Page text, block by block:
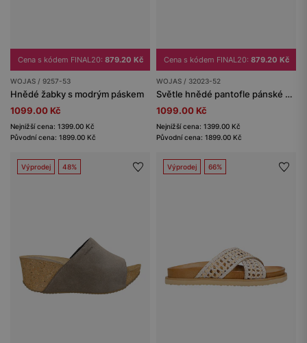
Cena s kódem FINAL20: 879.20 Kč
WOJAS / 9257-53
Hnědé žabky s modrým páskem
1099.00 Kč
Nejnižší cena: 1399.00 Kč
Původní cena: 1899.00 Kč
Cena s kódem FINAL20: 879.20 Kč
WOJAS / 32023-52
Světle hnědé pantofle pánské s kříženými pásky
1099.00 Kč
Nejnižší cena: 1399.00 Kč
Původní cena: 1899.00 Kč
Výprodej 48% Výprodej 66%